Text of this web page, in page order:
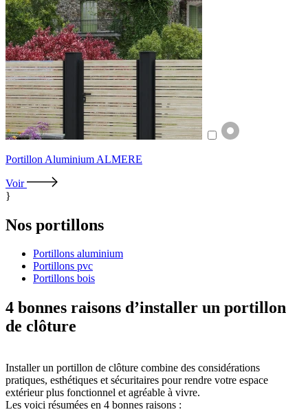
Portillon Aluminium ALMERE
Voir
}
Nos portillons
Portillons aluminium
Portillons pvc
Portillons bois
4 bonnes raisons d’installer un portillon
de clôture
Installer un portillon de clôture combine des considérations
pratiques, esthétiques et sécuritaires pour rendre votre espace
extérieur plus fonctionnel et agréable à vivre.
Les voici résumées en 4 bonnes raisons :